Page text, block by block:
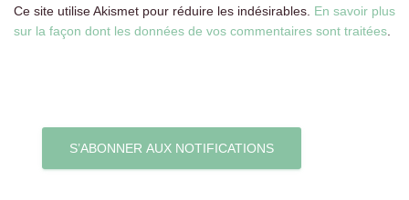
Ce site utilise Akismet pour réduire les indésirables. En savoir plus
sur la façon dont les données de vos commentaires sont traitées
S’ABONNER AUX NOTIFICATIONS